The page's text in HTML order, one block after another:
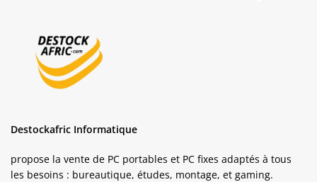
Destockafric Informatique
propose la vente de PC portables et PC fixes adaptés à tous
les besoins : bureautique, études, montage, et gaming.